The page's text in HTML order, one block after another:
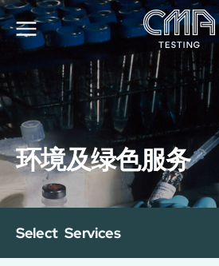
关于我们
我们的服务
最新消息
加入我们
环球支援
联络我们
服务申请
工厂服务预约
环境及绿色服务
Select Services